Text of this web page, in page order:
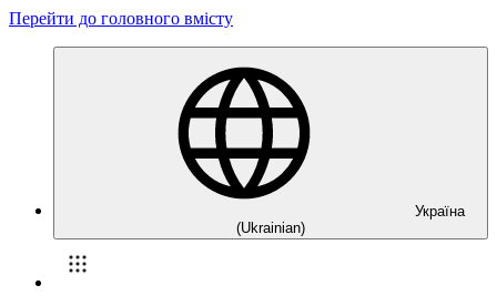
Перейти до головного вмісту
Україна
(Ukrainian)